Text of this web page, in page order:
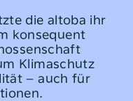
die altoba ihr
konsequent
Klimaschutz
– auch für